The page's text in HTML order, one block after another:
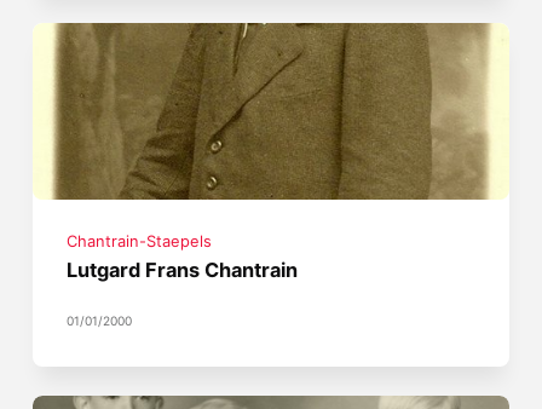
Chantrain-Staepels
Lutgard Frans Chantrain
01/01/2000